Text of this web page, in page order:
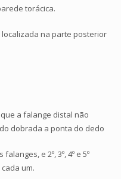
torácica.
localizada na parte posterior
a falange distal não
dobrada a ponta do dedo
e 2º, 3º, 4º e 5º
um.